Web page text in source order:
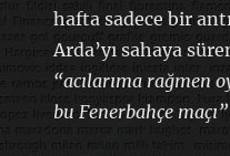
hafta sadece bir
Arda’yı sahaya
“acılarıma rağmen
bu Fenerbahçe maçı”